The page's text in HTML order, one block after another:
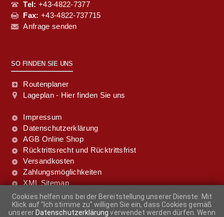
Cookies helfen uns bei der Bereitstellung unserer Dienste. Mit
Klick auf "Ich stimme zu" willigen Sie ein, dass Cookies gemäß
unserer Datenschutzerklärung verwendet werden dürfen. Wenn
Tel: +43-4822-7377
Fax: +43-4822-737715
Anfrage senden
SO FINDEN SIE UNS
Routenplaner
Lageplan - Hier finden Sie uns
Impressum
Datenschutzerklärung
AGB Online Shop
Rücktrittsrecht und Rücktrittsfrist
Versandkosten
Zahlungsmöglichkeiten
XML Sitemap
FOLGE UNS DOCH!